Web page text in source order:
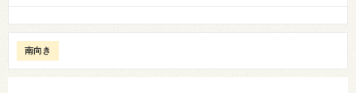
南向き